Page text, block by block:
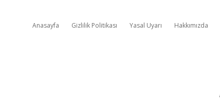
Anasayfa Gizlilik Politikası Yasal Uyarı Hakkımızda